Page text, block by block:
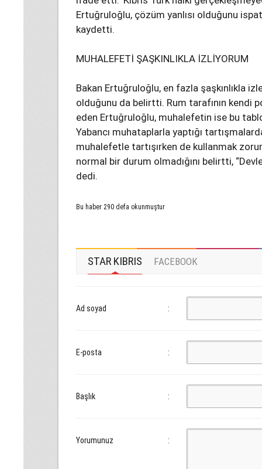
Ertuğruloğlu, çözüm yanlısı olduğunu
kaydetti.
MUHALEFETİ ŞAŞKINLIKLA İZLİYORUM
Bakan Ertuğruloğlu, en fazla şaşkınlıkla
olduğunu da belirtti. Rum tarafının kendi
eden Ertuğruloğlu, muhalefetin ise bu
Yabancı muhataplarla yaptığı
muhalefetle tartışırken de kullanmak
normal bir durum olmadığını belirtti,
dedi.
Bu haber 290 defa okunmuştur
STAR KIBRIS FACEBOOK
Ad soyad :
E-posta :
Başlık :
Yorumunuz :